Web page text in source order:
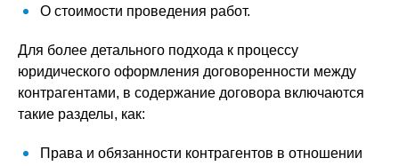
О стоимости проведения работ.
Для более детального подхода к процессу
юридического оформления договоренности между
контрагентами, в содержание договора включаются
такие разделы, как:
Права и обязанности контрагентов в отношении